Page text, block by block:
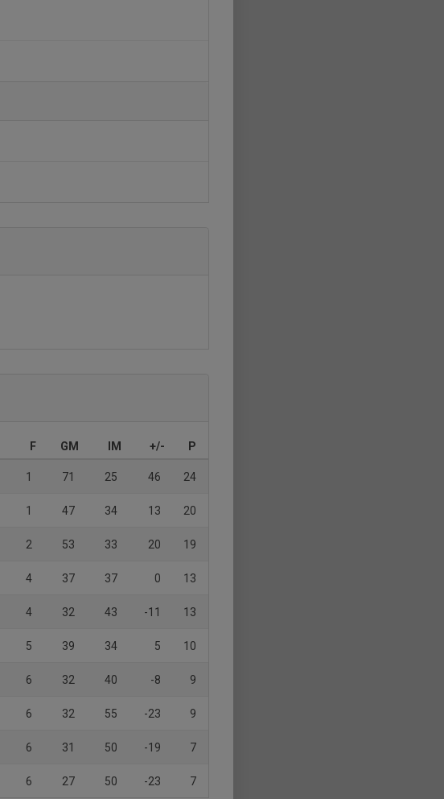
F GM IM +/- P
1 71 25 46 24
1 47 34 13 20
2 53 33 20 19
4 37 37 0 13
4 32 43 -11 13
5 39 34 5 10
6 32 40 -8 9
6 32 55 -23 9
6 31 50 -19 7
6 27 50 -23 7